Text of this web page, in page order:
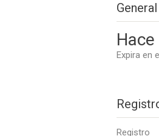
General
Expira en
Registro